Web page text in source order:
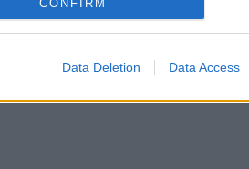
CONFIRM
Data Deletion Data Access